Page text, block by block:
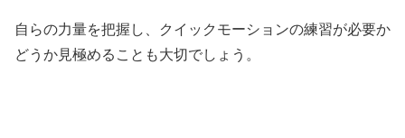
自らの力量を把握し、クイックモーションの練習が必要か
どうか見極めることも大切でしょう。